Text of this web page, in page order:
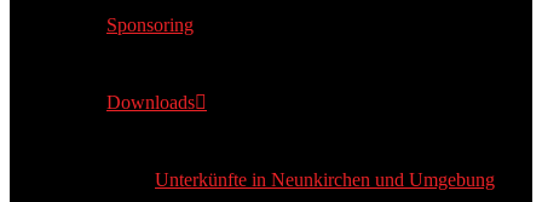
Sponsoring
Downloads
Unterkünfte in Neunkirchen und Umgebung